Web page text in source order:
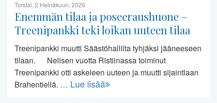
Torstai, 2 Heinäkuun, 2026
Enemmän tilaa ja poseeraushuone –
Treenipankki teki loikan uuteen tilaa
Treenipankki muutti Säästöhallilta tyhjäksi jääneeseen
tilaan. Nelisen vuotta Ristiinassa toiminut
Treenipankki otti askeleen uuteen ja muutti sijaintiaan
Brahentiellä. … Lue lisää